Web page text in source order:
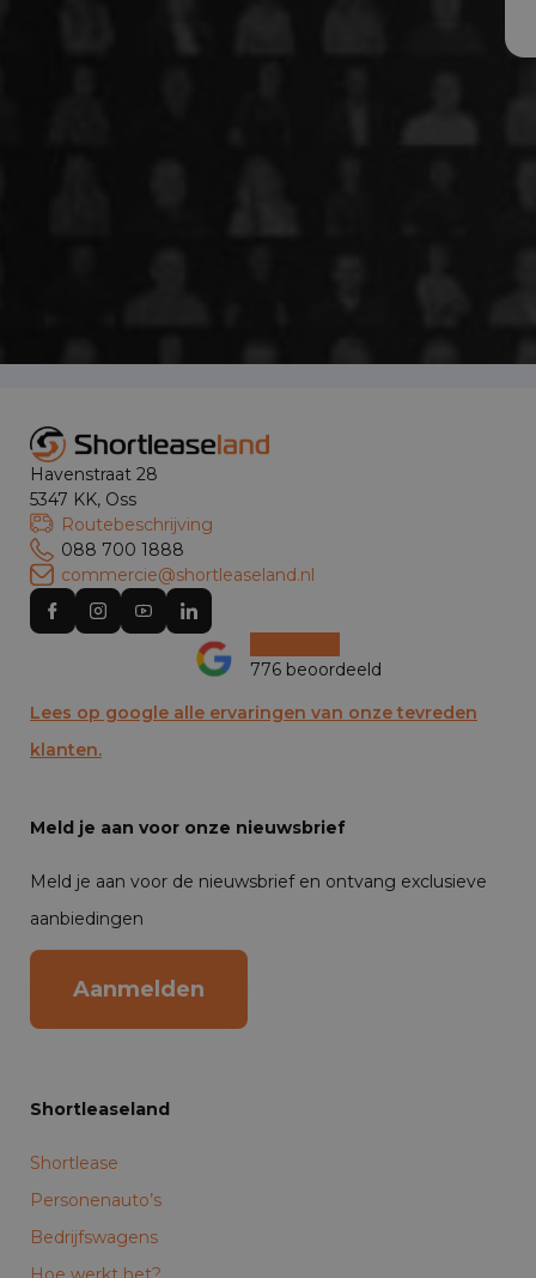
Havenstraat 28
5347 KK, Oss
Routebeschrijving
088 700 1888
commercie@shortleaseland.nl
776 beoordeeld
Lees op google alle ervaringen van onze tevreden
klanten.
Meld je aan voor onze nieuwsbrief
Meld je aan voor de nieuwsbrief en ontvang exclusieve
aanbiedingen
Aanmelden
Shortleaseland
Shortlease
Personenauto’s
Bedrijfswagens